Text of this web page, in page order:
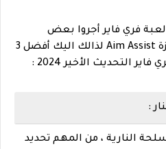
فري فاير أجروا بعض
التعديلات الطفيفة على ميزة Aim Assist لذالك اليك أفضل 3
التحديث الأخير 2024 :
النارية ، من المهم تحديد